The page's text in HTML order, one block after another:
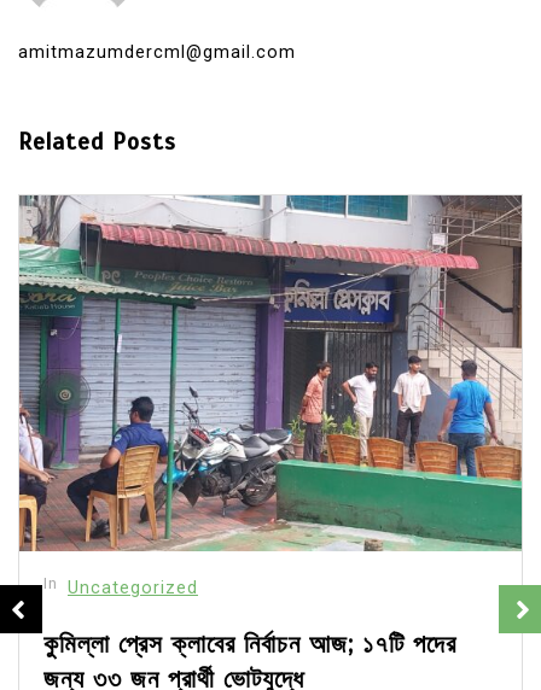
amitmazumdercml@gmail.com
Related Posts
In Uncategorized
কুমিল্লা প্রেস ক্লাবের নির্বাচন আজ; ১৭টি পদের
জন্য ৩৩ জন প্রার্থী ভোটযুদ্ধে